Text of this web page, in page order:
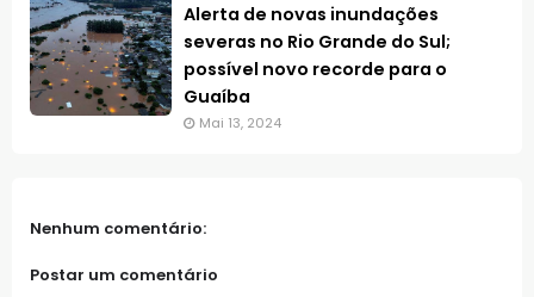
Alerta de novas inundações
severas no Rio Grande do Sul;
possível novo recorde para o
Guaíba
Mai 13, 2024
Nenhum comentário:
Postar um comentário